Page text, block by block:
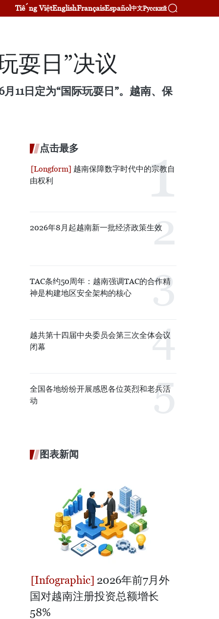
Tiếng ViệtEnglishFrançaisEspañol中文Русский
耍日”决议
11日定为“国际玩耍日”。越南、保
点击最多
越南保障数字时代中的宗教自
由权利
2026年8月起越南新一批经济政策生效
TAC条约50周年：越南强调TAC的合作精
神是构建地区安全架构的核心
越共第十四届中央委员会第三次全体会议
闭幕
全国各地纷纷开展感恩各位英烈和老兵活
动
图表新闻
2026年前7月外
国对越南注册投资总额增长
58%